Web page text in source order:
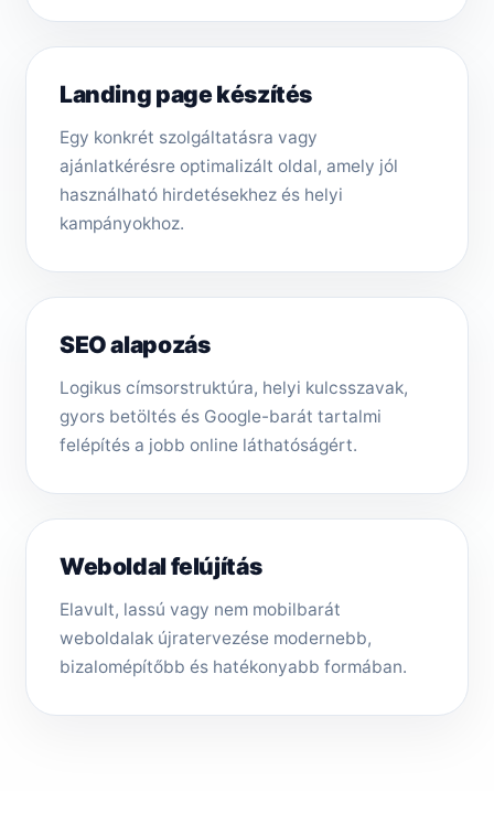
Landing page készítés
Egy konkrét szolgáltatásra vagy
ajánlatkérésre optimalizált oldal, amely jól
használható hirdetésekhez és helyi
kampányokhoz.
SEO alapozás
Logikus címsorstruktúra, helyi kulcsszavak,
gyors betöltés és Google-barát tartalmi
felépítés a jobb online láthatóságért.
Weboldal felújítás
Elavult, lassú vagy nem mobilbarát
weboldalak újratervezése modernebb,
bizalomépítőbb és hatékonyabb formában.